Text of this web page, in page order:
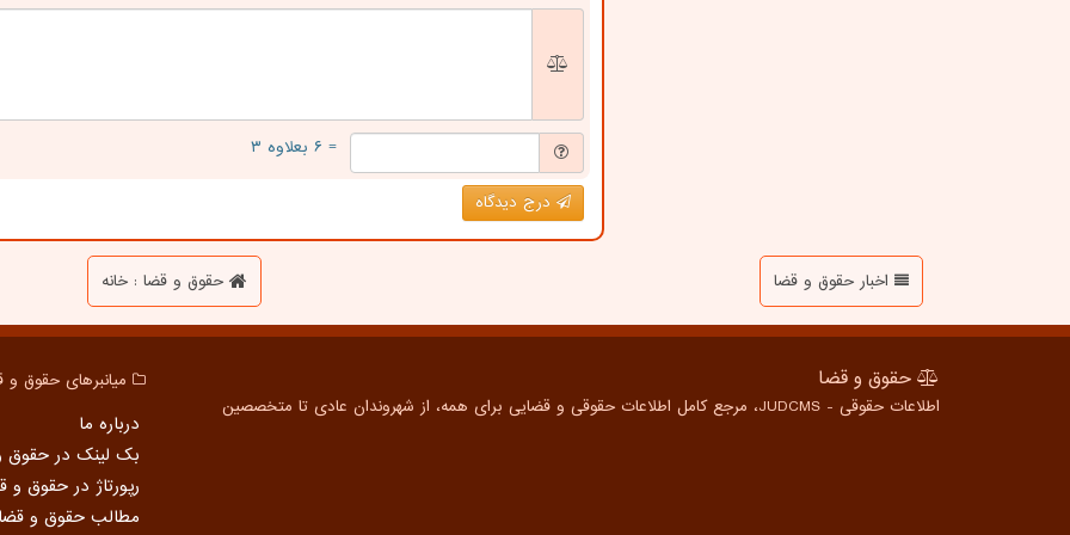
= ۶ بعلاوه ۳
درج دیدگاه
اخبار حقوق و قضا حقوق و قضا : خانه
حقوق و قضا
اطلاعات حقوقی - JUDCMS، مرجع کامل اطلاعات حقوقی و قضایی برای همه، از شهروندان عادی تا متخصصین
میانبرهای حقوق و
درباره ما
بک لینک در حقوق
رپورتاژ در حقوق و
مطالب حقوق و قضا